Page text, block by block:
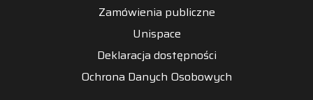
Zamówienia publiczne
Unispace
Deklaracja dostępności
Ochrona Danych Osobowych